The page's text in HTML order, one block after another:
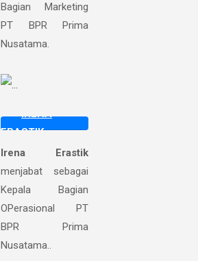
Bagian Marketing
PT BPR Prima
Nusatama.
ERASTIK
Irena Erastik
menjabat sebagai
Kepala Bagian
OPerasional PT
BPR Prima
Nusatama..